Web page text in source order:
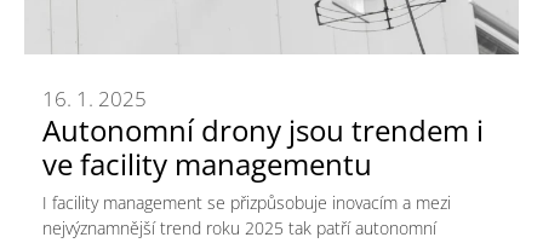
Autonomní drony jsou trendem i
ve facility managementu
16. 1. 2025
I facility management se přizpůsobuje inovacím a mezi
nejvýznamnější trend roku 2025 tak patří autonomní